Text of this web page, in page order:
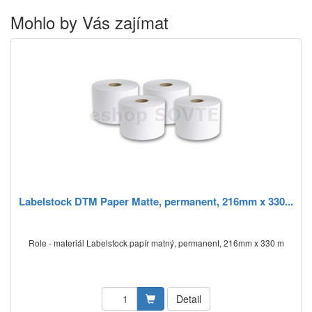
Mohlo by Vás zajímat
Labelstock DTM Paper Matte, permanent, 216mm x 330...
Role - materiál Labelstock papír matný, permanent, 216mm x 330 m
Detail